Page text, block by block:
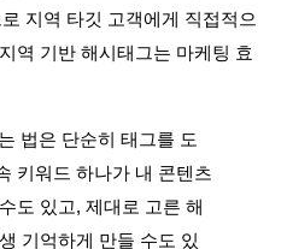
지역 타깃 고객에게 직접적으
역 기반 해시태그는 마케팅 효
법은 단순히 태그를 도
키워드 하나가 내 콘텐츠
도 있고, 제대로 고른 해
기억하게 만들 수도 있